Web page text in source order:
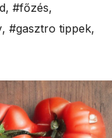
, #főzés,
, #gasztro tippek,